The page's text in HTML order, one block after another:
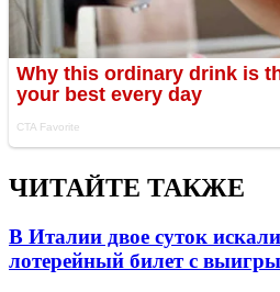
ЧИТАЙТЕ ТАКЖЕ
В Италии двое суток
лотерейный билет с